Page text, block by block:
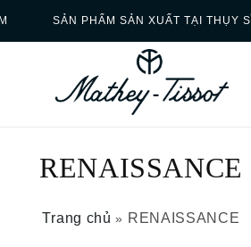
SẢN PHẨM SẢN XUẤT TẠI THỤY SĨ
RENAISSANCE
Trang chủ » RENAISSANCE